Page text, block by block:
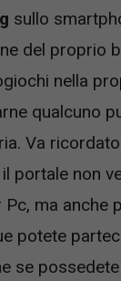
sullo
del proprio
nella
qualcuno
Va
portale non
ma anche
potete
se possedete